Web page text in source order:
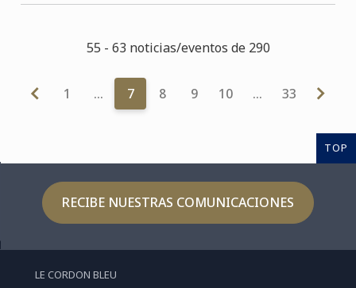
55 - 63 noticias/eventos de 290
1 … 7 8 9 10 … 33
TOP
RECIBE NUESTRAS COMUNICACIONES
LE CORDON BLEU